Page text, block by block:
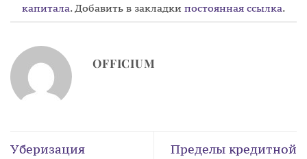
капитала. Добавить в закладки постоянная ссылка.
OFFICIUM
Уберизация
Пределы кредитной